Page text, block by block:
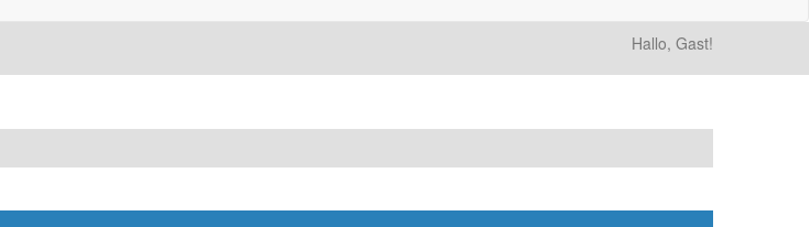
Hallo, Gast!